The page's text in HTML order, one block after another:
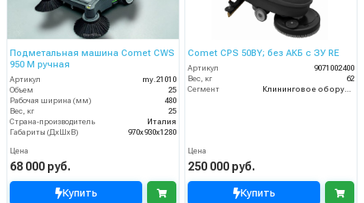
Подметальная машина Comet CWS
950 M ручная
Артикул
my.21010
Объем
25
Рабочая ширина (мм)
480
Вес, кг
25
Страна-производитель
Италия
Габариты (ДхШхВ)
970x930x1280
Цена
68 000 руб.
Купить
Comet CPS 50BY; без АКБ с ЗУ RE
Артикул
9071002400
Вес, кг
62
Сегмент
Цена
250 000 руб.
Купить